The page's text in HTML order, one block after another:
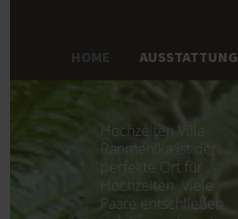
HOME AUSSTATTUNG
Hochzeiten Villa
Ranmenika ist der
perfekte Ort für
Hochzeiten. Viele
Paare entschließen